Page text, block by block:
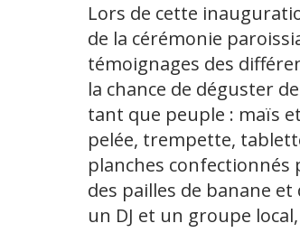
Lors de cette
de la cérémonie
témoignages des
la chance de déguster
tant que peuple : maïs
pelée, trempette,
planches confectionnés
des pailles de banane
un DJ et un groupe